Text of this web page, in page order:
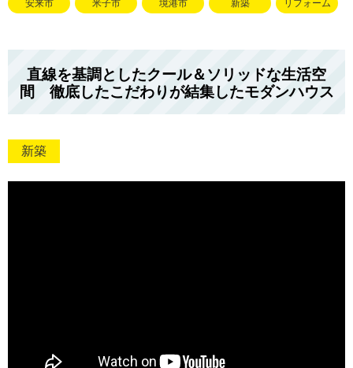
安来市 米子市 境港市 新築 リフォーム
直線を基調としたクール＆ソリッドな生活空
間 徹底したこだわりが結集したモダンハウス
新築